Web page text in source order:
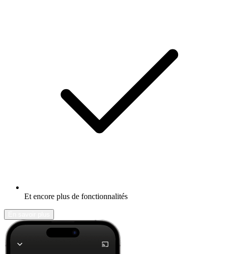
Et encore plus de fonctionnalités